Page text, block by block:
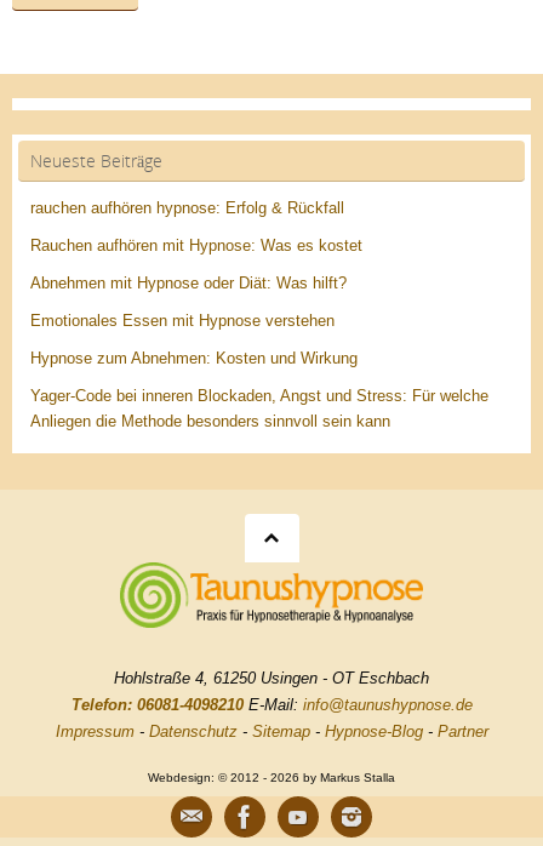
Neueste Beiträge
rauchen aufhören hypnose: Erfolg & Rückfall
Rauchen aufhören mit Hypnose: Was es kostet
Abnehmen mit Hypnose oder Diät: Was hilft?
Emotionales Essen mit Hypnose verstehen
Hypnose zum Abnehmen: Kosten und Wirkung
Yager-Code bei inneren Blockaden, Angst und Stress: Für welche
Anliegen die Methode besonders sinnvoll sein kann
Hohlstraße 4, 61250 Usingen - OT Eschbach
Telefon: 06081-4098210E-Mail: info@taunushypnose.de
Impressum- Datenschutz- Sitemap- Hypnose-Blog- Partner
Webdesign: © 2012 - 2026 by Markus Stalla